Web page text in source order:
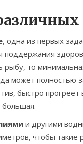
, одна из первых
то
может полностью
быстро прогреет
большая.
и другими
чтобы такие